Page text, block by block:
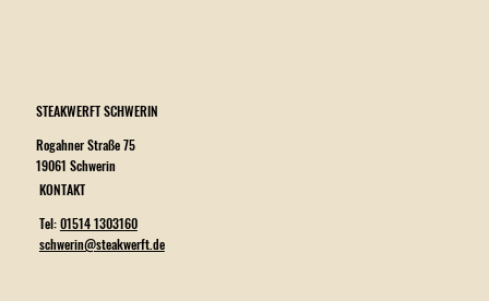
STEAKWERFT SCHWERIN
Rogahner Straße 75
19061 Schwerin
KONTAKT
Tel:01514 1303160
schwerin@steakwerft.de